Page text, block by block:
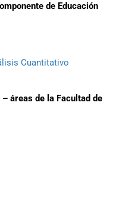
de Educación
Cuantitativo
áreas de la Facultad de